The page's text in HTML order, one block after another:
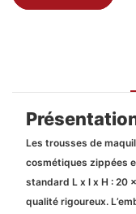
Les trousses de
cosmétiques zippées
standard L x l x H : 20
qualité rigoureux.